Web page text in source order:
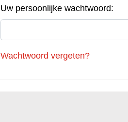
Uw persoonlijke wachtwoord:
Wachtwoord vergeten?